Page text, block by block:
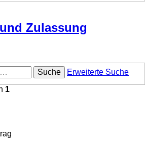
Zulassung
Suche
Erweiterte Suche
1